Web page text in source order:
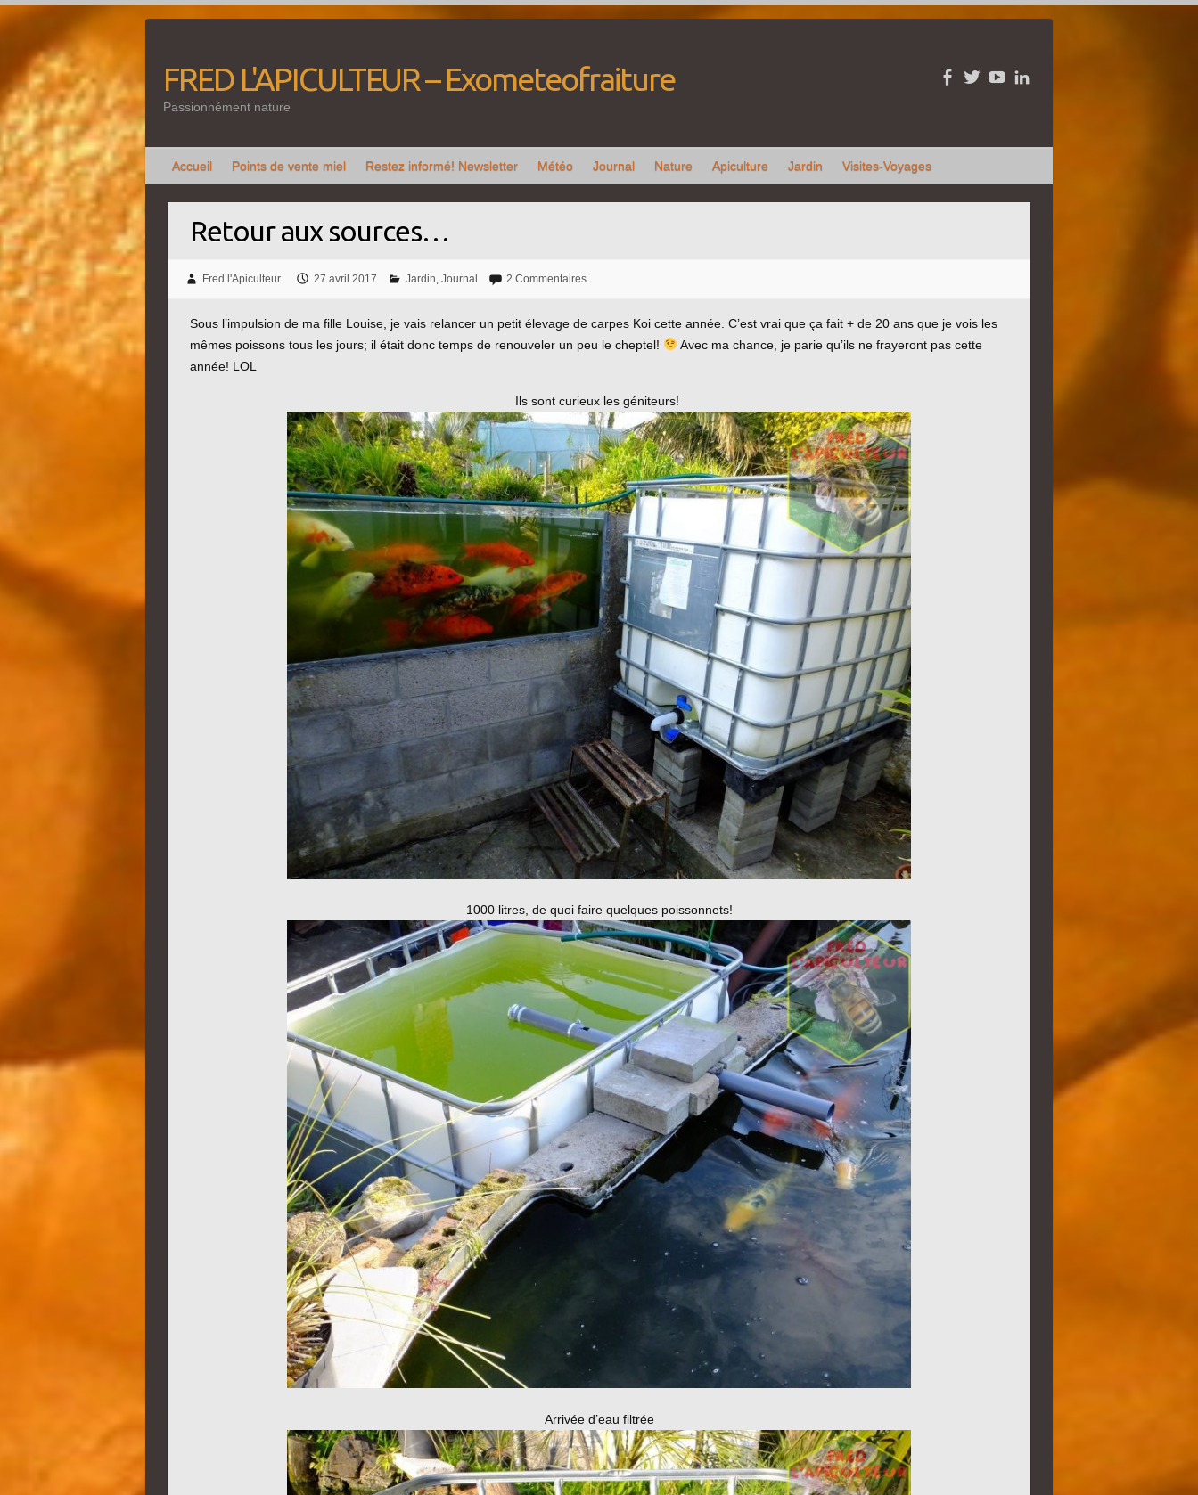
content
FRED L'APICULTEUR – Exometeofraiture
Passionnément nature
Accueil Points de vente miel Restez informé! Newsletter Météo Journal Nature Apiculture Jardin Visites-Voyages
Retour aux sources…
Fred l'Apiculteur 27 avril 2017 Jardin, Journal 2 Commentaires
Sous l’impulsion de ma fille Louise, je vais relancer un petit élevage de carpes Koi cette année. C’est vrai que ça fait + de 20 ans que je vois les
mêmes poissons tous les jours; il était donc temps de renouveler un peu le cheptel!
Avec ma chance, je parie qu’ils ne frayeront pas cette
année! LOL
Ils sont curieux les géniteurs!
1000 litres, de quoi faire quelques poissonnets!
Arrivée d’eau filtrée